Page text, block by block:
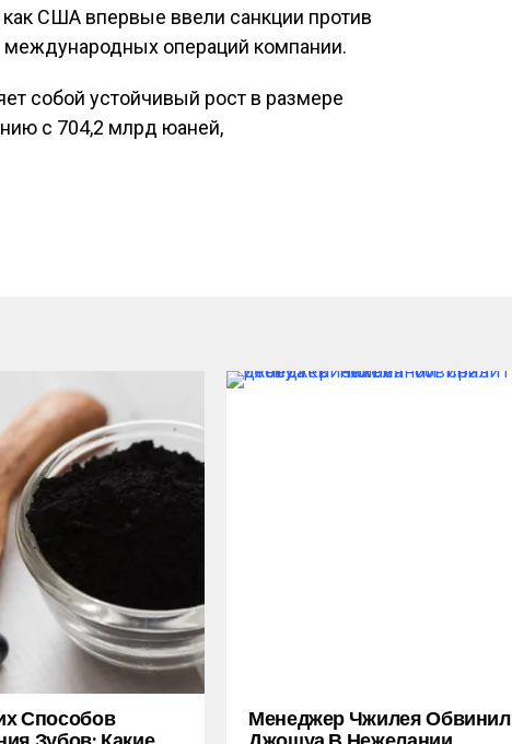
США впервые ввели санкции против
операций компании.
собой устойчивый рост в размере
с 704,2 млрд юаней,
Способов
Менеджер Чжилея Обвинил